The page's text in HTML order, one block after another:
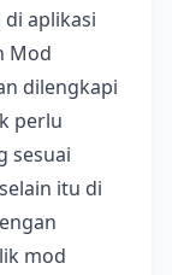
aplikasi
Mod
dilengkapi
perlu
sesuai
itu di
mod